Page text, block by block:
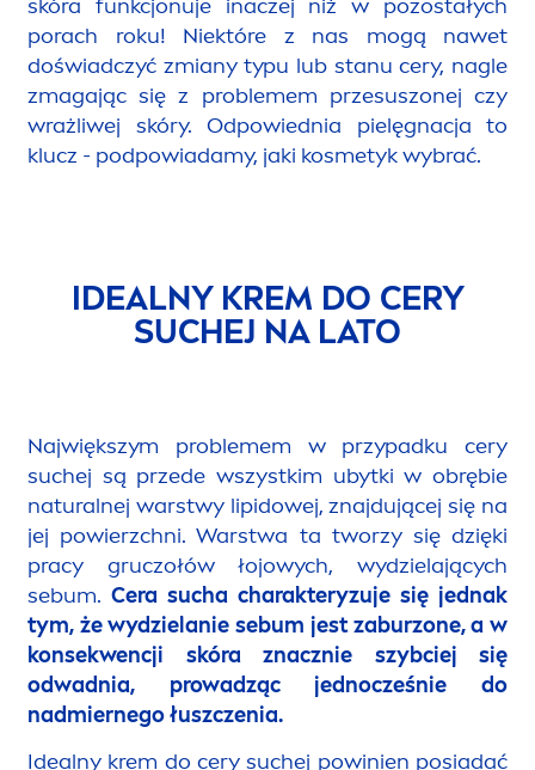
Uniwersalny krem do twarzy i ciałaNIVEA
Krem.
Jak wybrać dobry krem na lato? Latem Twoja
zmagając się z problemem przesuszonej czy
wrażliwej skóry. Odpowiednia pielęgnacja to
klucz - podpowiadamy, jaki kosmetyk wybrać.
IDEALNY KREM DO CERY
SUCHEJ NA LATO